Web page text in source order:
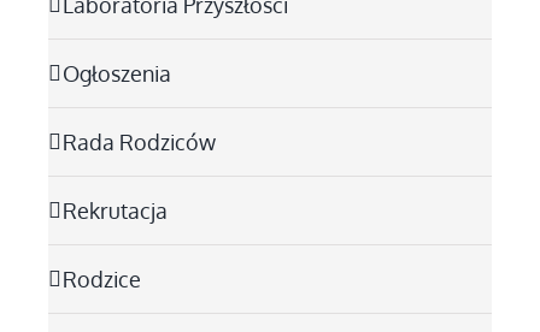
Ogłoszenia
Rada Rodziców
Rekrutacja
Rodzice